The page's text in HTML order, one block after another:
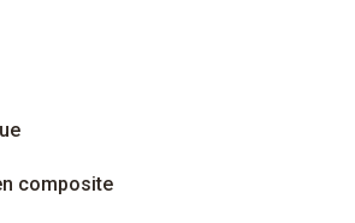
composite